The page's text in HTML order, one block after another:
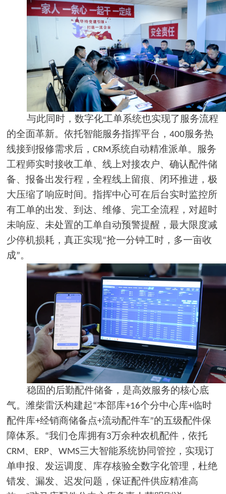
与此同时，数字化工单系统也实现了服务流程
的全面革新。依托智能服务指挥平台，400服务热
线接到报修需求后，CRM系统自动精准派单。服务
工程师实时接收工单、线上对接农户、确认配件储
备、报备出发行程，全程线上留痕、闭环推进，极
大压缩了响应时间。指挥中心可在后台实时监控所
有工单的出发、到达、维修、完工全流程，对超时
未响应、未处置的工单自动预警提醒，最大限度减
少停机损耗，真正实现“抢一分钟工时，多一亩收
成”。
稳固的后勤配件储备，是高效服务的核心底
气。潍柴雷沃构建起“本部库+16个分中心库+临时
配件库+经销商储备点+流动配件车”的五级配件保
障体系。 “我们仓库拥有3万余种农机配件，依托
CRM 、 ERP、WMS三大智能系统协同管控，实现订
单申报、发运调度、库存核验全数字化管理，杜绝
错发、漏发、迟发问题，保证配件供应精准高